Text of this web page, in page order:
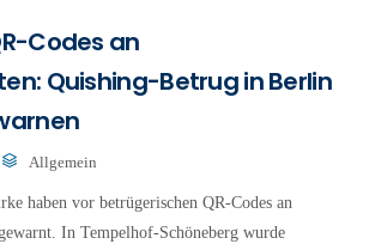
Codes an
Quishing-Betrug in Berlin
Allgemein
haben vor betrügerischen QR-Codes an
In Tempelhof-Schöneberg wurde